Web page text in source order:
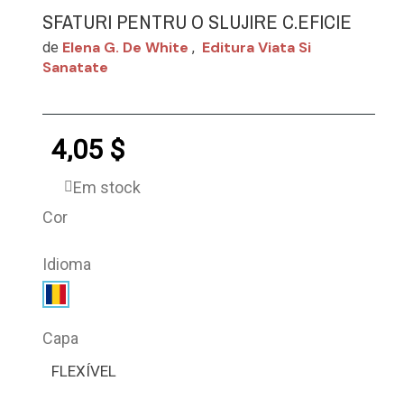
SFATURI PENTRU O SLUJIRE C.EFICIE
de Elena G. De White , Editura Viata Si
Sanatate
4,05 $
Em stock
Cor
Idioma
Capa
FLEXÍVEL